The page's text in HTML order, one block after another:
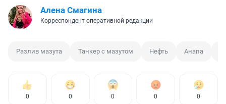
Алена Смагина
Корреспондент оперативной редакции
Разлив мазута Танкер с мазутом Нефть Анапа
0 0 0 0 0